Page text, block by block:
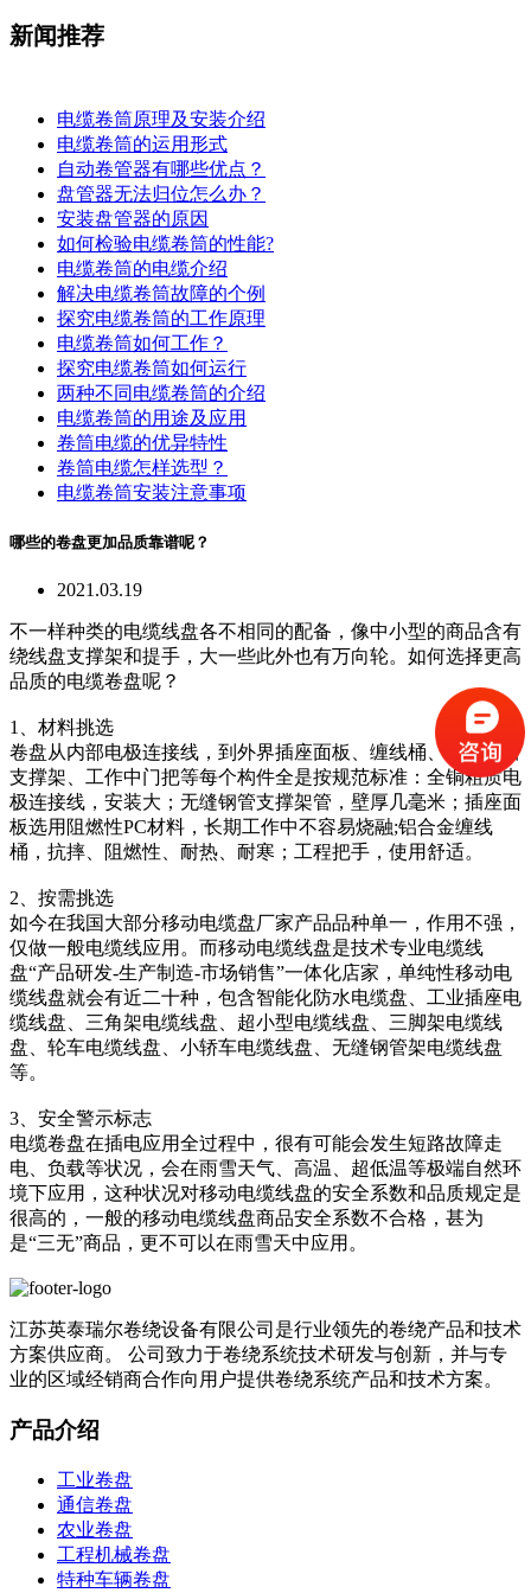
新闻推荐
电缆卷筒原理及安装介绍
电缆卷筒的运用形式
自动卷管器有哪些优点？
盘管器无法归位怎么办？
安装盘管器的原因
如何检验电缆卷筒的性能?
电缆卷筒的电缆介绍
解决电缆卷筒故障的个例
探究电缆卷筒的工作原理
​电缆卷筒如何工作？
探究电缆卷筒如何运行
​两种不同电缆卷筒的介绍
​电缆卷筒的用途及应用
卷筒电缆的优异特性
卷筒电缆怎样选型？
电缆卷筒安装注意事项
哪些的卷盘更加品质靠谱呢？
2021.03.19
不一样种类的电缆线盘各不相同的配备，像中小型的商品含有
绕线盘支撑架和提手，大一些此外也有万向轮。如何选择更高
品质的电缆卷盘呢？
1、材料挑选
卷盘从内部电极连接线，到外界插座面板、缠线桶、无缝钢管
支撑架、工作中门把等每个构件全是按规范标准：全铜粗质电
极连接线，安装大；无缝钢管支撑架管，壁厚几毫米；插座面
板选用阻燃性PC材料，长期工作中不容易烧融;铝合金缠线
桶，抗摔、阻燃性、耐热、耐寒；工程把手，使用舒适。
2、按需挑选
如今在我国大部分移动电缆盘厂家产品品种单一，作用不强，
仅做一般电缆线应用。而移动电缆线盘是技术专业电缆线
盘“产品研发-生产制造-市场销售”一体化店家，单纯性移动电
缆线盘就会有近二十种，包含智能化防水电缆盘、工业插座电
缆线盘、三角架电缆线盘、超小型电缆线盘、三脚架电缆线
盘、轮车电缆线盘、小轿车电缆线盘、无缝钢管架电缆线盘
等。
3、安全警示标志
电缆卷盘在插电应用全过程中，很有可能会发生短路故障走
电、负载等状况，会在雨雪天气、高温、超低温等极端自然环
境下应用，这种状况对移动电缆线盘的安全系数和品质规定是
很高的，一般的移动电缆线盘商品安全系数不合格，甚为
是“三无”商品，更不可以在雨雪天中应用。
江苏英泰瑞尔卷绕设备有限公司是行业领先的卷绕产品和技术
方案供应商。 公司致力于卷绕系统技术研发与创新，并与专
业的区域经销商合作向用户提供卷绕系统产品和技术方案。
产品介绍
工业卷盘
通信卷盘
农业卷盘
工程机械卷盘
特种车辆卷盘